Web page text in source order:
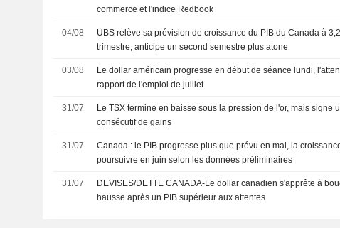
commerce et l'indice Redbook
04/08
UBS relève sa prévision de croissance du PIB du Canada à
trimestre, anticipe un second semestre plus atone
03/08
Le dollar américain progresse en début de séance lundi,
rapport de l'emploi de juillet
31/07
Le TSX termine en baisse sous la pression de l'or, mais signe
consécutif de gains
31/07
Canada : le PIB progresse plus que prévu en mai, la
poursuivre en juin selon les données préliminaires
31/07
DEVISES/DETTE CANADA-Le dollar canadien s'apprête à
hausse après un PIB supérieur aux attentes